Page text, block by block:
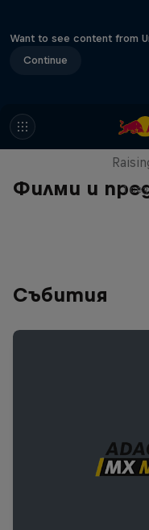
Want to see content from
Continue
Филми и
Luc
1
Събития